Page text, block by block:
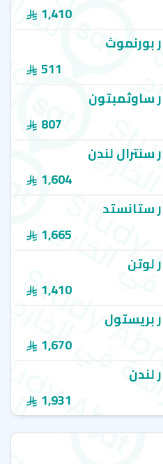
1,410
بورنموث
511
ساوثمبتون
807
لندن
1,604
ستانستد
1,665
لوتن
1,410
بريستول
1,670
لندن
1,931